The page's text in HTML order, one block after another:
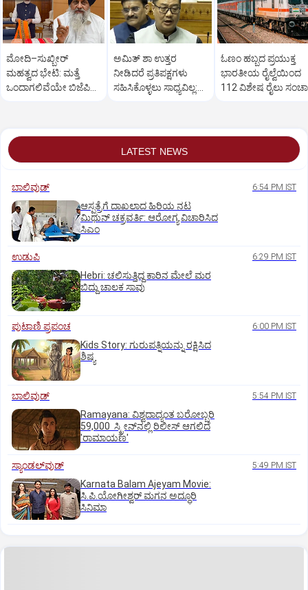
ಮೋದಿ–ಸುಖ್ಬೀರ್
ಮಹತ್ವದ ಭೇಟಿ: ಮತ್ತೆ
ಒಂದಾಗಲಿವೆಯೇ ಬಿಜೆಪಿ–
ಅಮಿತ್ ಶಾ ಉತ್ತರ
ನೀಡಿದರೆ ಪ್ರತಿಪಕ್ಷಗಳು
ಸಹಿಸಿಕೊಳ್ಳಲು ಸಾಧ್ಯವಿಲ್ಲ:
ಓಣಂ ಹಬ್ಬದ ಪ್ರಯುಕ್ತ
ಭಾರತೀಯ ರೈಲ್ವೆಯಿಂದ
112 ವಿಶೇಷ ರೈಲು
LATEST NEWS
ಬಾಲಿವುಡ್‌ 6:54 PM IST
ಆಸ್ಪತ್ರೆಗೆ ದಾಖಲಾದ ಹಿರಿಯ ನಟ
ಮಿಥುನ್ ಚಕ್ರವರ್ತಿ: ಆರೋಗ್ಯ ವಿಚಾರಿಸಿದ
ಸಿಎಂ
ಉಡುಪಿ 6:29 PM IST
Hebri: ಚಲಿಸುತ್ತಿದ್ದ ಕಾರಿನ ಮೇಲೆ ಮರ
ಬಿದ್ದು ಚಾಲಕ ಸಾವು
ಪುಟಾಣಿ ಪ್ರಪಂಚ 6:00 PM IST
Kids Story: ಗುರುಪತ್ನಿಯನ್ನು ರಕ್ಷಿಸಿದ
ಶಿಷ್ಯ
ಬಾಲಿವುಡ್‌ 5:54 PM IST
Ramayana: ವಿಶ್ವದಾದ್ಯಂತ ಬರೋಬ್ಬರಿ
59,000 ಸ್ಕ್ರೀನ್‌ನಲ್ಲಿ ರಿಲೀಸ್‌ ಆಗಲಿದೆ
'ರಾಮಾಯಣ'
ಸ್ಯಾಂಡಲ್‌ವುಡ್‌ 5:49 PM IST
Karnata Balam Ajeyam Movie:
ಸಿ.ಪಿ.ಯೋಗೀಶ್ವರ್‌ ಮಗನ ಅದ್ಧೂರಿ
ಸಿನಿಮಾ